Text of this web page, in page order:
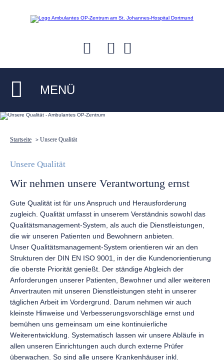
MENÜ
Startseite > Unsere Qualität
Unsere Qualität
Wir nehmen unsere Verantwortung ernst
Gute Qualität ist für uns Anspruch und Herausforderung
zugleich. Qualität umfasst in unserem Verständnis sowohl das
Qualitätsmanagement-System, als auch die Dienstleistungen,
die wir unseren Patienten und Bewohnern anbieten.
Unser Qualitätsmanagement-System orientieren wir an den
Strukturen der DIN EN ISO 9001, in der die Kundenorientierung
die oberste Priorität genießt. Der ständige Abgleich der
Anforderungen unserer Patienten, Bewohner und aller weiteren
Anvertrauten mit unseren Dienstleistungen steht in unserer
täglichen Arbeit im Vordergrund. Darum nehmen wir auch
kleinste Hinweise und Verbesserungsvorschläge ernst und
bemühen uns gemeinsam um eine kontinuierliche
Weiterentwicklung. Systematisch lassen wir unsere Abläufe in
allen unseren Einrichtungen auch durch externe Prüfer
überwachen. So sind alle unsere Krankenhäuser inkl.